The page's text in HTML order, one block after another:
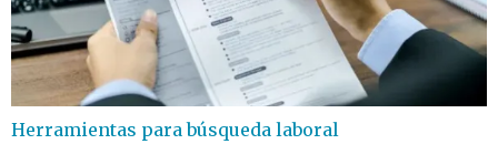
Herramientas para búsqueda laboral